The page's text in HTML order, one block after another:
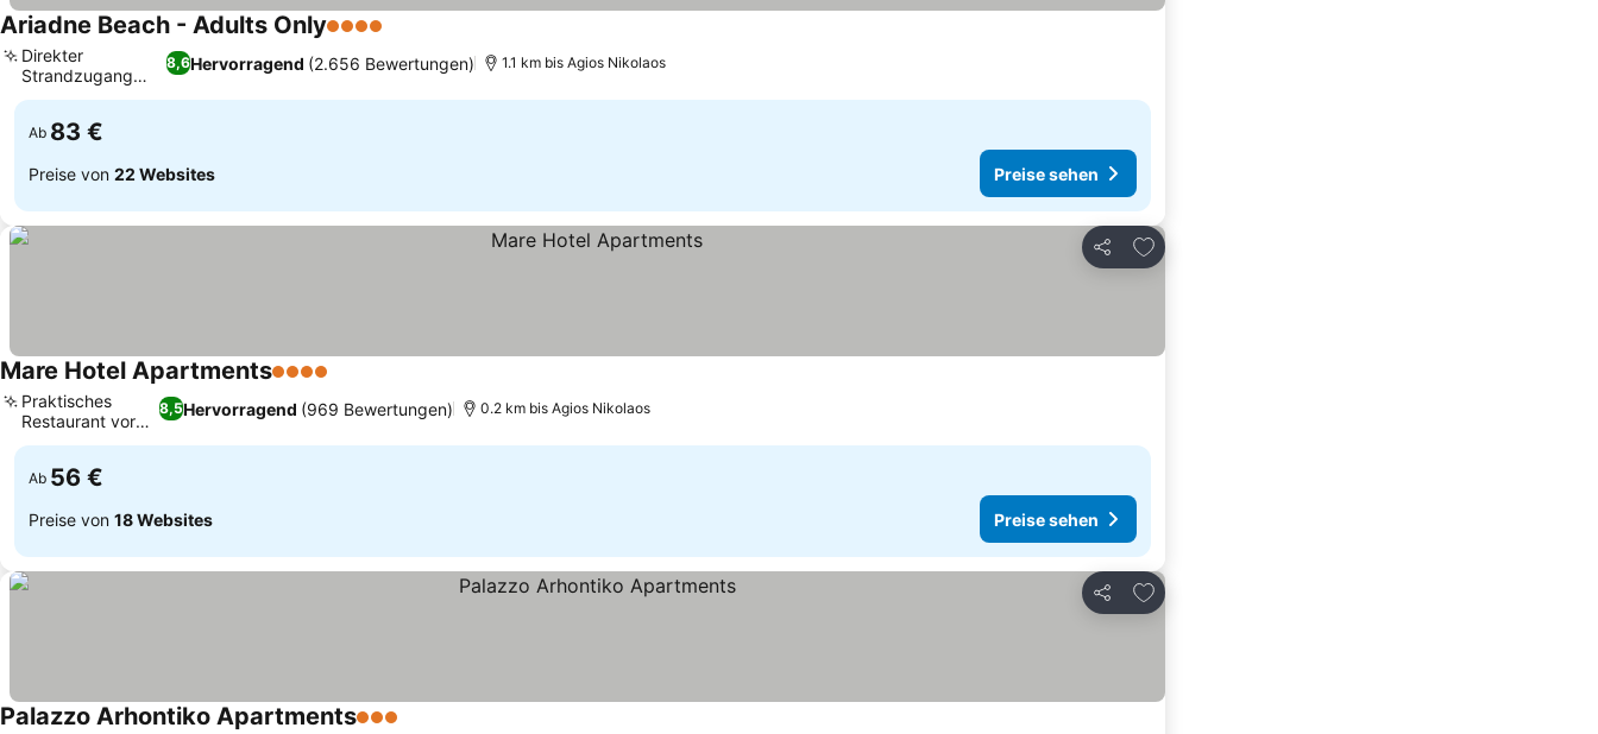
Ariadne Beach - Adults Only4 Sterne
8,6Hervorragend (2.656 Bewertungen)
Direkter
Strandzugang
und Nähe
1.1 km bis Agios Nikolaos
Ab 83 €
Preise von 22 Websites Preise sehen
Teilen
Zu Favoriten hinzufügen
Mare Hotel Apartments4 Sterne
8,5Hervorragend (969 Bewertungen)
Praktisches
Restaurant vor
Ort
0.2 km bis Agios Nikolaos
Ab 56 €
Preise von 18 Websites Preise sehen
Teilen
Zu Favoriten hinzufügen
Palazzo Arhontiko Apartments3 Sterne